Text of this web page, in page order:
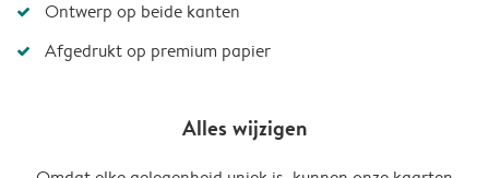
Ontwerp op beide kanten
Afgedrukt op premium papier
Alles wijzigen